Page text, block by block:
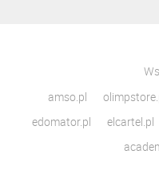
amso.pl
edomator.pl
elcartel.pl